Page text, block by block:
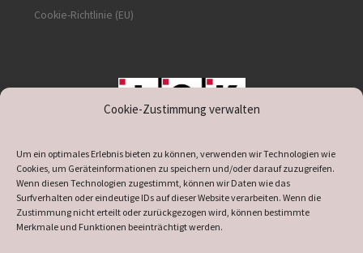
Cookie-Zustimmung verwalten
Um ein optimales Erlebnis bieten zu können, verwenden wir Technologien wie
Cookies, um Geräteinformationen zu speichern und/oder darauf zuzugreifen.
Wenn diesen Technologien zugestimmt, können wir Daten wie das
Surfverhalten oder eindeutige IDs auf dieser Website verarbeiten. Wenn die
Zustimmung nicht erteilt oder zurückgezogen wird, können bestimmte
Merkmale und Funktionen beeinträchtigt werden.
Cookie-Richtlinie (EU)
supported by DÖ